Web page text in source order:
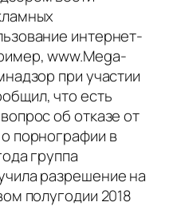
интернет-
www.Mega-
при участии
что есть
об отказе от
порнографии в
группа
разрешение на
полугодии 2018